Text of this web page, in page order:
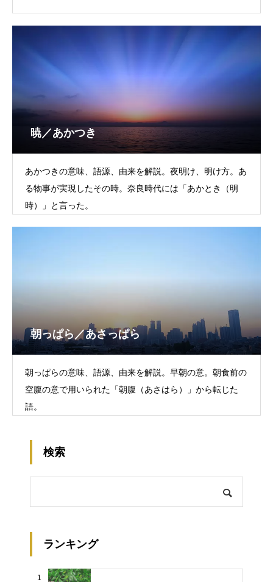
暁／あかつき
あかつきの意味、語源、由来を解説。夜明け、明け方。あ
る物事が実現したその時。奈良時代には「あかとき（明
時）」と言った。
朝っぱら／あさっぱら
朝っぱらの意味、語源、由来を解説。早朝の意。朝食前の
空腹の意で用いられた「朝腹（あさはら）」から転じた
語。
検索
ランキング
1